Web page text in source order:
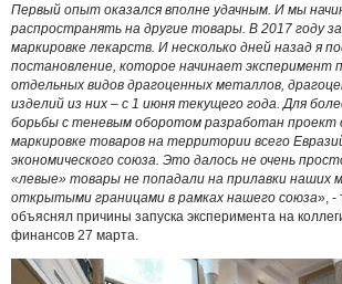
Первый опыт оказался вполне удачным. И мы
распространять на другие товары. В 2017 году
маркировке лекарств. И несколько дней назад я
постановление, которое начинает эксперимент
отдельных видов драгоценных металлов,
изделий из них – с 1 июня текущего года. Для
борьбы с теневым оборотом разработан проект
маркировке товаров на территории всего
экономического союза. Это далось не очень
«левые» товары не попадали на прилавки наших
открытыми границами в рамках нашего союза», -
объяснял причины запуска эксперимента на
финансов 27 марта.